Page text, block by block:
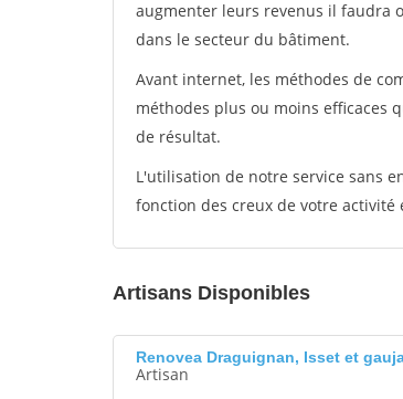
augmenter leurs revenus il faudra
dans le secteur du bâtiment.
Avant internet, les méthodes de
méthodes plus ou moins efficaces
de résultat.
L'utilisation de notre service sans
fonction des creux de votre
Artisans Disponibles
Renovea Draguignan, Isset et
Artisan